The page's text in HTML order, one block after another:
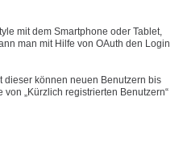
mit dem Smartphone oder Tablet,
man mit Hilfe von OAuth den Login
dieser können neuen Benutzern bis
„Kürzlich registrierten Benutzern“